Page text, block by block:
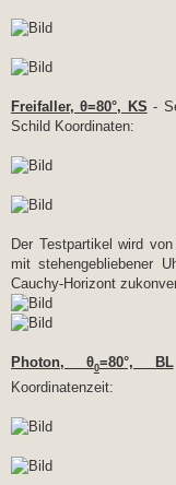
Freifaller, θ=80°, KS -
Schild Koordinaten:
Der Testpartikel wird
mit stehengebliebener
Cauchy-Horizont
Photon, θ0=80°, BL
Koordinatenzeit: